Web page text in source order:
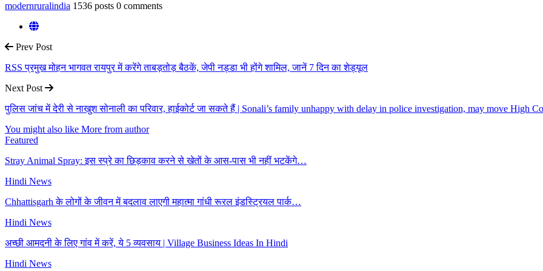
modernruralindia 1536 posts 0 comments
Prev Post
RSS प्रमुख मोहन भागवत रायपुर में करेंगे ताबड़तोड़ बैठकें, जेपी नड्डा भी होंगे शामिल, जानें 7 दिन का शेड्यूल
Next Post
पुलिस जांच में देरी से नाखुश सोनाली का परिवार, हाईकोर्ट जा सकते हैं | Sonali’s family unhappy with delay in police investigation, may move High
You might also like More from author
Featured
Stray Animal Spray: इस स्प्रे का छिड़काव करने से खेतों के आस-पास भी नहीं भटकेंगे…
Hindi News
Chhattisgarh के लोगों के जीवन में बदलाव लाएगी महात्मा गांधी रूरल इंडस्ट्रियल पार्क…
Hindi News
अच्छी आमदनी के लिए गांव में करें, ये 5 व्यवसाय | Village Business Ideas In Hindi
Hindi News